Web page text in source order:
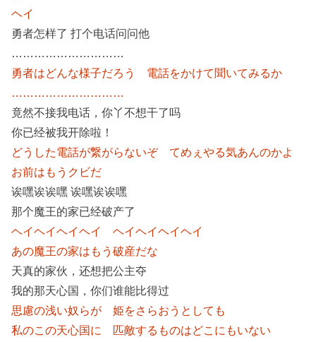
ヘイ
勇者怎样了 打个电话问问他
…………………………
勇者はどんな様子だろう 電話をかけて聞いてみるか
…………………………
竟然不接我电话，你丫不想干了吗
你已经被我开除啦！
どうした電話が繋がらないぞ てめぇやる気あんのかよ
お前はもうクビだ
诶嘿诶诶嘿 诶嘿诶诶嘿
那个魔王的家已经破产了
ヘイヘイヘイヘイ ヘイヘイヘイヘイ
あの魔王の家はもう破産だな
天真的家伙，还想把公主夺
我的那天心国，你们谁能比得过
思慮の浅い奴らが 姫をさらおうとしても
私のこの天心国に 匹敵するものはどこにもいない